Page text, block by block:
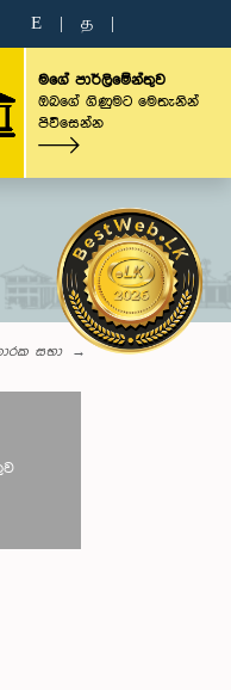
E த
මගේ පාර්ලිමේන්තුව
ඔබගේ ගිණුමට මෙතැනින්
පිවිසෙන්න
සභා